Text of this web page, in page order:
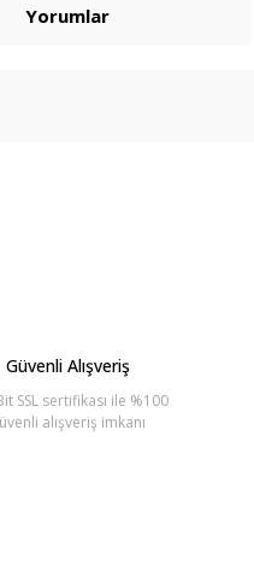
Yorumlar
Güvenli Alışveriş
SSL sertifikası ile %100
alışveriş imkanı